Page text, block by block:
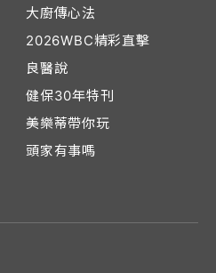
大廚傳心法
2026WBC精彩直擊
良醫說
健保30年特刊
美樂蒂帶你玩
頭家有事嗎